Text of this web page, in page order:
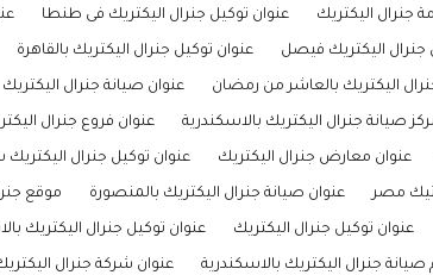
جنرال اليكتريك عنوان توكيل جنرال اليكتريك فى طنطا
جنرال اليكتريك فيصل عنوان توكيل جنرال اليكتريك بالقاهرة
اليكتريك بالعاشر من رمضان عنوان صيانة جنرال اليكتريك
صيانة جنرال اليكتريك بالاسكندرية عنوان فروع جنرال
عنوان معارض جنرال اليكتريك عنوان توكيل جنرال
مصر عنوان صيانة جنرال اليكتريك بالمنصورة موقع
عنوان توكيل جنرال اليكتريك عنوان توكيل جنرال اليكتريك
صيانة جنرال اليكتريك بالاسكندرية عنوان شركة جنرال